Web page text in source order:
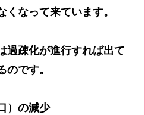
なって来ています。
過疎化が進行すれば出て
です。
）の減少